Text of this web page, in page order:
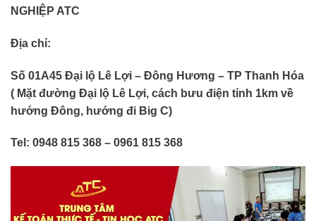
NGHIỆP ATC
Địa chỉ:
Số 01A45 Đại lộ Lê Lợi – Đông Hương – TP Thanh Hóa
( Mặt đường Đại lộ Lê Lợi, cách bưu điện tỉnh 1km về
hướng Đông, hướng đi Big C)
Tel: 0948 815 368 – 0961 815 368